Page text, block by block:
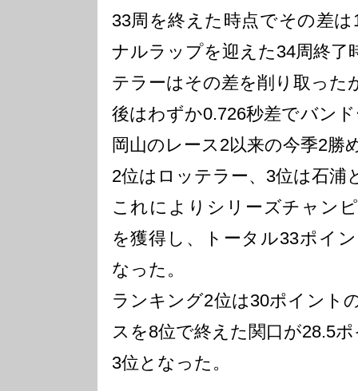
33周を終えた時点でその差
ナルラップを迎えた34周終了
テラーはその差を削り取った
後はわずか0.726秒差でバン
岡山のレース2以来の今季2勝
2位はロッテラー、3位は石浦
これによりシリーズチャン
を獲得し、トータル33ポイ
なった。
ランキング2位は30ポイント
スを8位で終えた関口が28.5
3位となった。